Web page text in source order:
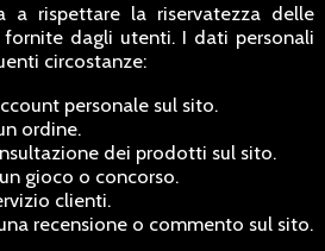
a rispettare la riservatezza delle
dagli utenti. I dati personali
circostanze:
personale sul sito.
ordine.
dei prodotti sul sito.
gioco o concorso.
clienti.
recensione o commento sul sito.